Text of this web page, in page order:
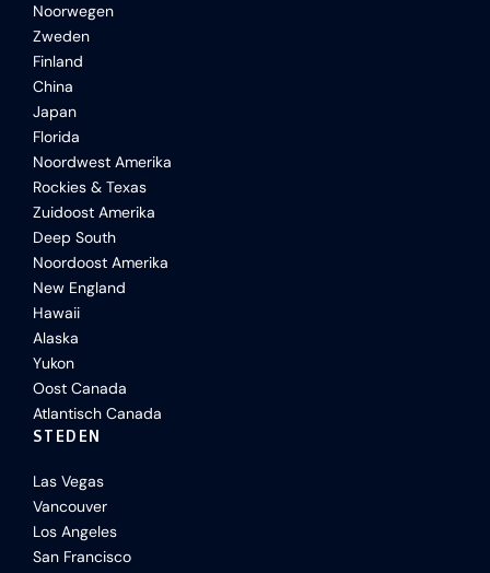
Noorwegen
Zweden
Finland
China
Japan
Florida
Noordwest Amerika
Rockies & Texas
Zuidoost Amerika
Deep South
Noordoost Amerika
New England
Hawaii
Alaska
Yukon
Oost Canada
Atlantisch Canada
STEDEN
Las Vegas
Vancouver
Los Angeles
San Francisco